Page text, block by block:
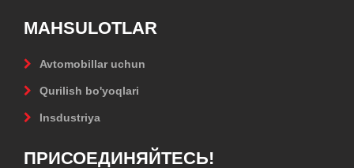
MAHSULOTLAR
Avtomobillar uchun
Qurilish bo'yoqlari
Insdustriya
ПРИСОЕДИНЯЙТЕСЬ!